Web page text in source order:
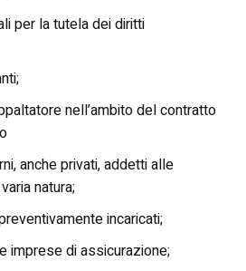
per la tutela dei diritti
nell’ambito del contratto
anche privati, addetti alle
natura;
incaricati;
imprese di assicurazione;